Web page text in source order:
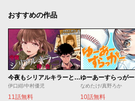
おすすめの作品
今夜もシリアルキラーと待ち合わせ
伊口紺/中村優児
11話無料
ゆーあーすらっがー
なめたけ/真野ろか
10話無料